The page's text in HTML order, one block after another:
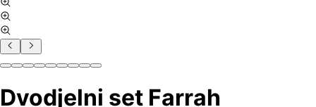
Dvodjelni set Farrah